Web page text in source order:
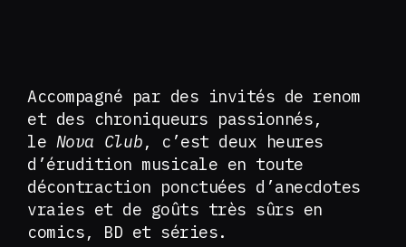
Accompagné par des invités de renom
et des chroniqueurs passionnés,
le Nova Club, c’est deux heures
d’érudition musicale en toute
décontraction ponctuées d’anecdotes
vraies et de goûts très sûrs en
comics, BD et séries.